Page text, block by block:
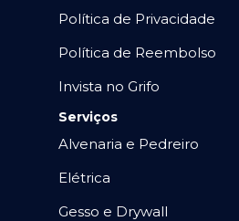
Política de Privacidade
Política de Reembolso
Invista no Grifo
Serviços
Alvenaria e Pedreiro
Elétrica
Gesso e Drywall